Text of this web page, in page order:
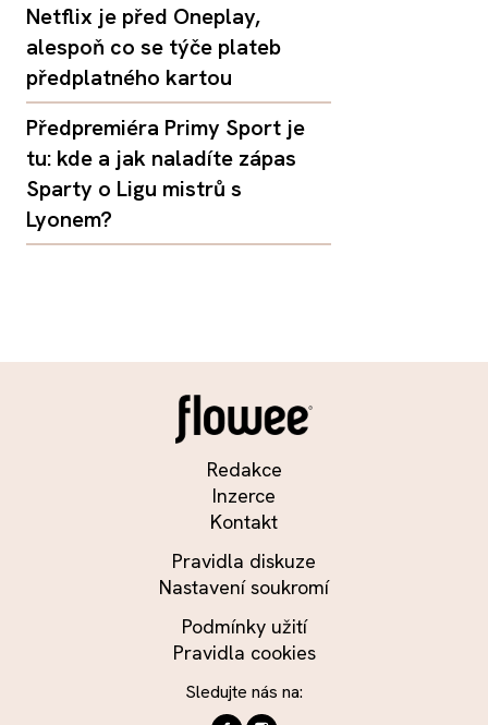
Netflix je před Oneplay,
alespoň co se týče plateb
předplatného kartou
Předpremiéra Primy Sport je
tu: kde a jak naladíte zápas
Sparty o Ligu mistrů s
Lyonem?
Redakce
Inzerce
Kontakt
Pravidla diskuze
Nastavení soukromí
Podmínky užití
Pravidla cookies
Sledujte nás na: